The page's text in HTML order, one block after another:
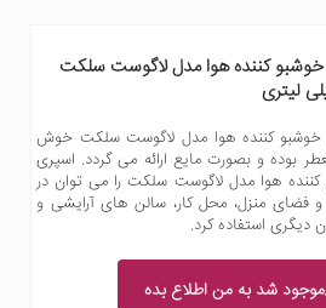
کننده هوا مدل لاگوست سلکت
خوشبو کننده هوا مدل لاگوست سلکت خوش
بوده و بصورت مایع ارائه می گردد. اسپری
هوا مدل لاگوست سلکت را می توان در
فضای منزل، محل کار، سالن های آرایشی و
دیگری استفاده کرد.
موجود شد به من اطلاع بده